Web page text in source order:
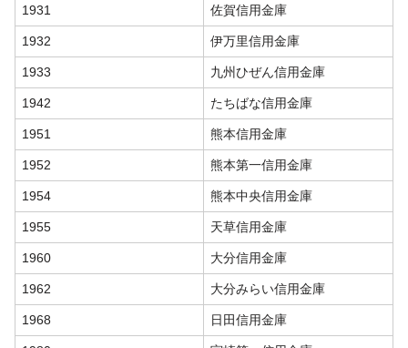
1931 佐賀信用金庫
1932 伊万里信用金庫
1933 九州ひぜん信用金庫
1942 たちばな信用金庫
1951 熊本信用金庫
1952 熊本第一信用金庫
1954 熊本中央信用金庫
1955 天草信用金庫
1960 大分信用金庫
1962 大分みらい信用金庫
1968 日田信用金庫